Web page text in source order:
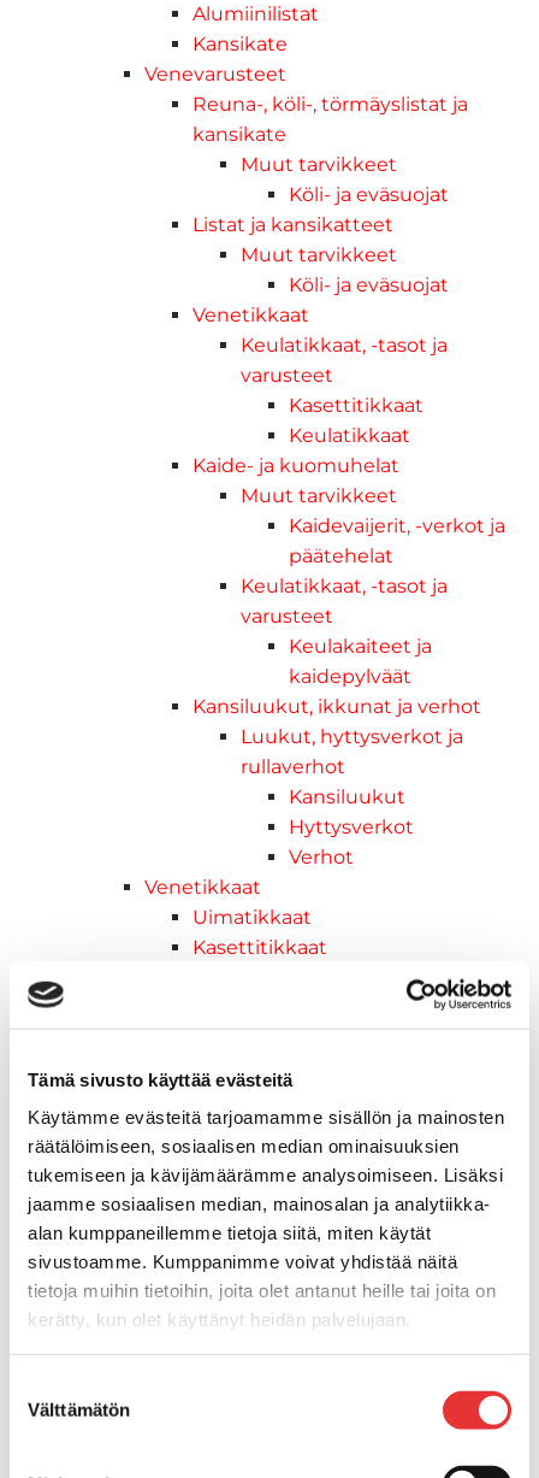
Tämä sivusto käyttää evästeitä
Käytämme evästeitä tarjoamamme sisällön ja mainosten
räätälöimiseen, sosiaalisen median ominaisuuksien
tukemiseen ja kävijämäärämme analysoimiseen. Lisäksi
jaamme sosiaalisen median, mainosalan ja analytiikka-
alan kumppaneillemme tietoja siitä, miten käytät
sivustoamme. Kumppanimme voivat yhdistää näitä
tietoja muihin tietoihin, joita olet antanut heille tai joita on
kerätty, kun olet käyttänyt heidän palvelujaan.
valinta
Välttämätön
Alumiinilistat
Kansikate
Venevarusteet
Reuna-, köli-, törmäyslistat ja
kansikate
Muut tarvikkeet
Köli- ja eväsuojat
Listat ja kansikatteet
Muut tarvikkeet
Köli- ja eväsuojat
Venetikkaat
Keulatikkaat, -tasot ja
varusteet
Kasettitikkaat
Keulatikkaat
Kaide- ja kuomuhelat
Muut tarvikkeet
Kaidevaijerit, -verkot ja
päätehelat
Keulatikkaat, -tasot ja
varusteet
Keulakaiteet ja
kaidepylväät
Kansiluukut, ikkunat ja verhot
Luukut, hyttysverkot ja
rullaverhot
Kansiluukut
Hyttysverkot
Verhot
Venetikkaat
Uimatikkaat
Kasettitikkaat
Kiinnikkeet ja tukijalat
Muut kiinnityshelat
Koukkupidike
Pidike "clips", muovia
Lepuuttajan kiinnike
Tuulilasin kiinnike
Reuna-, köli-, törmäyslistat ja kansikate
Törmäyslista
Kansikate